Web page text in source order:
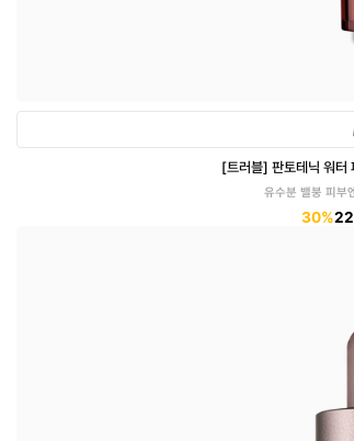
[트러블] 판토테닉 워
유수분 밸붕 피부
30%